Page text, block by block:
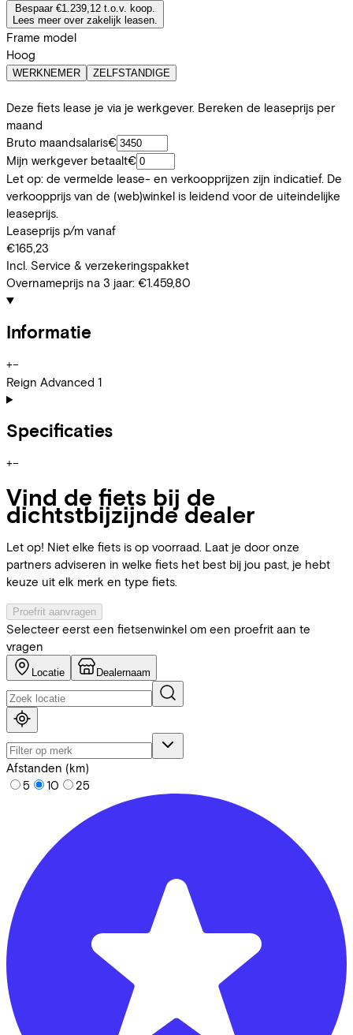
Bespaar €1.239,12 t.o.v. koop.
Lees meer over zakelijk leasen.
Frame model
Hoog
WERKNEMER ZELFSTANDIGE
Deze fiets lease je via je werkgever. Bereken de leaseprijs per
maand
Bruto maandsalaris€
Mijn werkgever betaalt€
Let op: de vermelde lease- en verkoopprijzen zijn indicatief. De
verkoopprijs van de (web)winkel is leidend voor de uiteindelijke
leaseprijs.
Leaseprijs p/m vanaf
€165,23
Incl. Service & verzekeringspakket
Overnameprijs na 3 jaar: €1.459,80
Informatie
+−
Reign Advanced 1
Specificaties
+−
Vind de fiets bij de
dichtstbijzijnde dealer
Let op! Niet elke fiets is op voorraad. Laat je door onze
partners adviseren in welke fiets het best bij jou past, je hebt
keuze uit elk merk en type fiets.
Proefrit aanvragen
Selecteer eerst een fietsenwinkel om een proefrit aan te
vragen
Locatie Dealernaam
Afstanden (km)
5
10 25